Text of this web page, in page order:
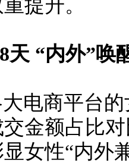
提升。
天 “内外”唤
电商平台
金额占比
女性“内外